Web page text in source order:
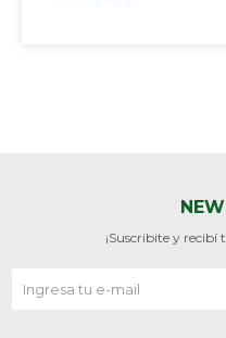
¡Suscribite y recibí